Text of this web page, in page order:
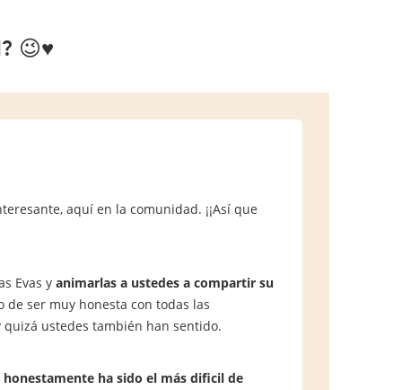
😉♥️
aquí en la comunidad. ¡¡Así que
Evas y animarlas a ustedes a compartir su
ser muy honesta con todas las
ustedes también han sentido.
honestamente ha sido el más dificil de